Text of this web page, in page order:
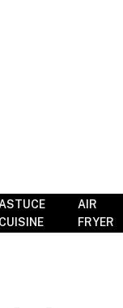
ASTUCE
CUISINE
AIR
FRYER